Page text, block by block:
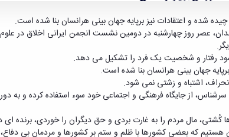
همدان
شده و اعتقادات نیز برپایه جهان بینی هرانسان بنا شده است.
عصر روز چهارشنبه در دومین نشست انجمن ایرانی اخلاق در علوم
رفتار و شخصیت یک فرد را تشکیل می دهد.
جهان بینی هرانسان بنا شده است.
اشتباه و زشتی نمی شود.
از جایگاه فرهنگی و اجتماعی خود سوء استفاده کرده و به
مال مردم را به غارت بردی و حق دیگران را خوردی، برنده
که بعضی کشورها با ظلم و ستم بر کشورها و مردمان بی